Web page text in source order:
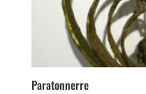
Paratonnerre